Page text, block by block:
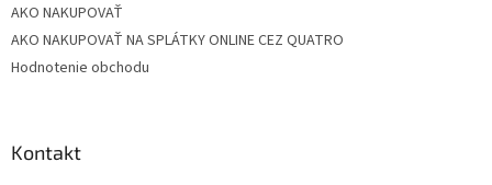
AKO NAKUPOVAŤ
AKO NAKUPOVAŤ NA SPLÁTKY ONLINE CEZ QUATRO
Hodnotenie obchodu
Kontakt